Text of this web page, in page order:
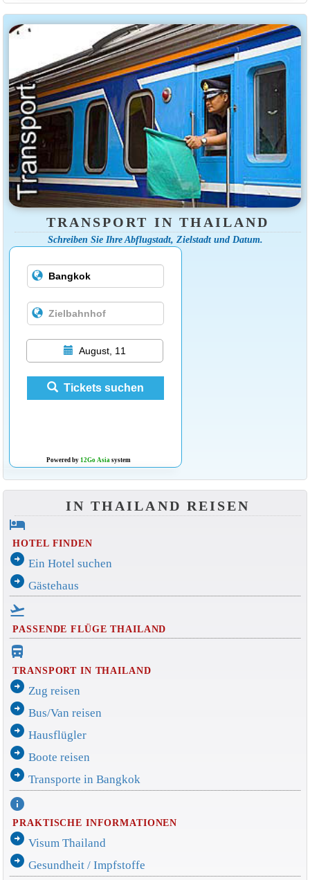
TRANSPORT IN THAILAND
Schreiben Sie Ihre Abflugstadt, Zielstadt und Datum.
August, 11
Tickets suchen
Powered by 12Go Asia system
IN THAILAND REISEN
hotel
HOTEL FINDEN
arrow_circle_right Ein Hotel suchen
arrow_circle_right Gästehaus
flight_takeoff
PASSENDE FLÜGE THAILAND
directions_bus_filled
TRANSPORT IN THAILAND
arrow_circle_right Zug reisen
arrow_circle_right Bus/Van reisen
arrow_circle_right Hausflügler
arrow_circle_right Boote reisen
arrow_circle_right Transporte in Bangkok
info
PRAKTISCHE INFORMATIONEN
arrow_circle_right Visum Thailand
arrow_circle_right Gesundheit / Impfstoffe